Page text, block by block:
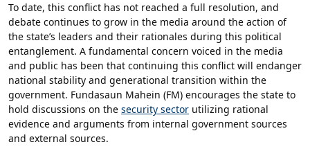
To date, this conflict has not reached a full resolution, and
debate continues to grow in the media around the action of
the state’s leaders and their rationales during this political
entanglement. A fundamental concern voiced in the media
and public has been that continuing this conflict will endanger
national stability and generational transition within the
government. Fundasaun Mahein (FM) encourages the state to
hold discussions on the security sector utilizing rational
evidence and arguments from internal government sources
and external sources.